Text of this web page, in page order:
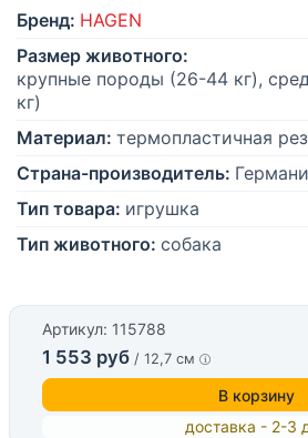
Бренд: HAGEN
Размер животного:
крупные породы (26-44 кг),
кг)
Материал: термопластичная
Страна-производитель:
Тип товара: игрушка
Тип животного: собака
Артикул: 115788
1 553 руб / 12,7 см
В корзину
доставка - 2-3